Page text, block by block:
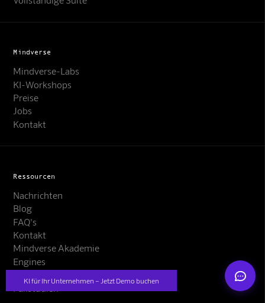
KI für Ihr Unternehmen – Jetzt Demo buchen
Online · KI-Assistent
Mindverse
Mindverse-Labs
KI-Workshops
Preise
Jobs
Kontakt
Ressourcen
Nachrichten
Blog
FAQ's
Kontakt
Mindverse Akademie
Engines